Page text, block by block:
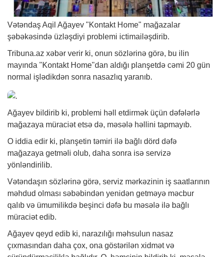
Vətəndaş Aqil Ağayev "Kontakt Home" mağazalar
şəbəkəsində üzləşdiyi problemi ictimailəşdirib.
Tribuna.az xəbər verir ki, onun sözlərinə görə, bu ilin
mayında "Kontakt Home"dan aldığı planşetdə cəmi 20 gün
normal işlədikdən sonra nasazlıq yaranıb.
Ağayev bildirib ki, problemi həll etdirmək üçün dəfələrlə
mağazaya müraciət etsə də, məsələ həllini tapmayıb.
O iddia edir ki, planşetin təmiri ilə bağlı dörd dəfə
mağazaya getməli olub, daha sonra isə servizə
yönləndirilib.
Vətəndaşın sözlərinə görə, serviz mərkəzinin iş saatlarının
məhdud olması səbəbindən yenidən getməyə məcbur
qalıb və ümumilikdə beşinci dəfə bu məsələ ilə bağlı
müraciət edib.
Ağayev qeyd edib ki, narazılığı məhsulun nasaz
çıxmasından daha çox, ona göstərilən xidmət və